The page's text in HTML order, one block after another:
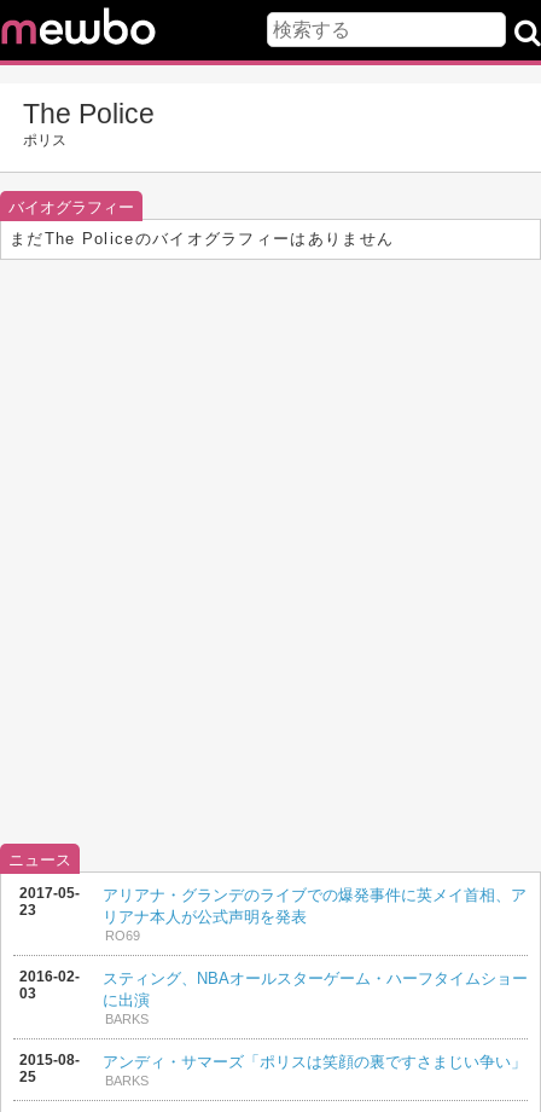
The Police
ポリス
バイオグラフィー
まだThe Policeのバイオグラフィーはありません
ニュース
2017-05-
23
アリアナ・グランデのライブでの爆発事件に英メイ首相、ア
リアナ本人が公式声明を発表
RO69
2016-02-
03
スティング、NBAオールスターゲーム・ハーフタイムショー
に出演
BARKS
2015-08-
25
アンディ・サマーズ「ポリスは笑顔の裏ですさまじい争い」
BARKS